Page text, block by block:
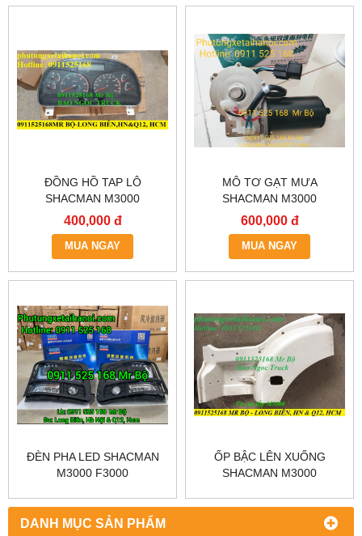
DANH MỤC SẢN PHẨM
ĐỒNG HỒ TAP LÔ
SHACMAN M3000
DZ96189584-150
400,000 đ
MUA NGAY
MÔ TƠ GẠT MƯA
SHACMAN M3000
600,000 đ
MUA NGAY
ĐÈN PHA LED SHACMAN
M3000 F3000
ỐP BẬC LÊN XUỐNG
SHACMAN M3000